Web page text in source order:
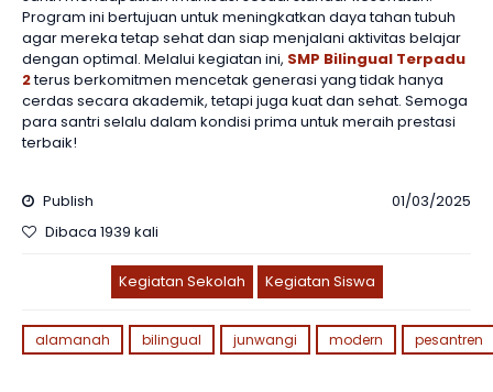
Program ini bertujuan untuk meningkatkan daya tahan tubuh
agar mereka tetap sehat dan siap menjalani aktivitas belajar
dengan optimal. Melalui kegiatan ini, SMP Bilingual Terpadu
2terus berkomitmen mencetak generasi yang tidak hanya
cerdas secara akademik, tetapi juga kuat dan sehat. Semoga
para santri selalu dalam kondisi prima untuk meraih prestasi
terbaik!
Publish
01/03/2025
Dibaca 1939 kali
Kegiatan Sekolah Kegiatan Siswa
alamanah bilingual junwangi modern pesantren